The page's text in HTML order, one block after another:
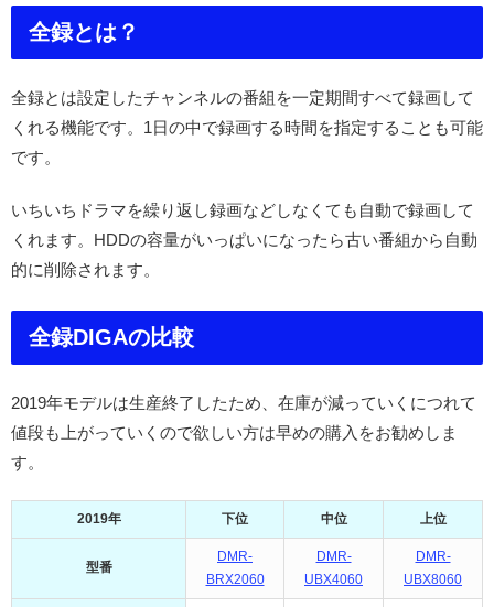
全録とは？
全録とは設定したチャンネルの番組を一定期間すべて録画して
くれる機能です。1日の中で録画する時間を指定することも可能
です。
いちいちドラマを繰り返し録画などしなくても自動で録画して
くれます。HDDの容量がいっぱいになったら古い番組から自動
的に削除されます。
全録DIGAの比較
2019年モデルは生産終了したため、在庫が減っていくにつれて
値段も上がっていくので欲しい方は早めの購入をお勧めしま
す。
2019年 下位 中位 上位
型番
DMR-
BRX2060
DMR-
UBX4060
DMR-
UBX8060